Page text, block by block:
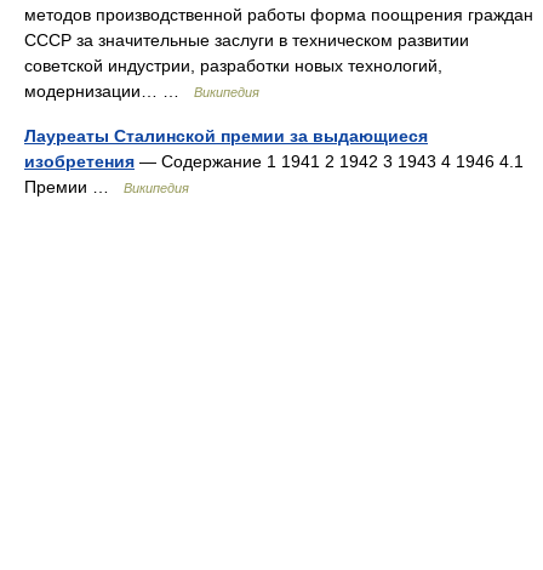
методов производственной работы форма поощрения граждан
СССР за значительные заслуги в техническом развитии
советской индустрии, разработки новых технологий,
модернизации… …
Википедия
Лауреаты Сталинской премии за выдающиеся
изобретения — Содержание 1 1941 2 1942 3 1943 4 1946 4.1
Премии …
Википедия